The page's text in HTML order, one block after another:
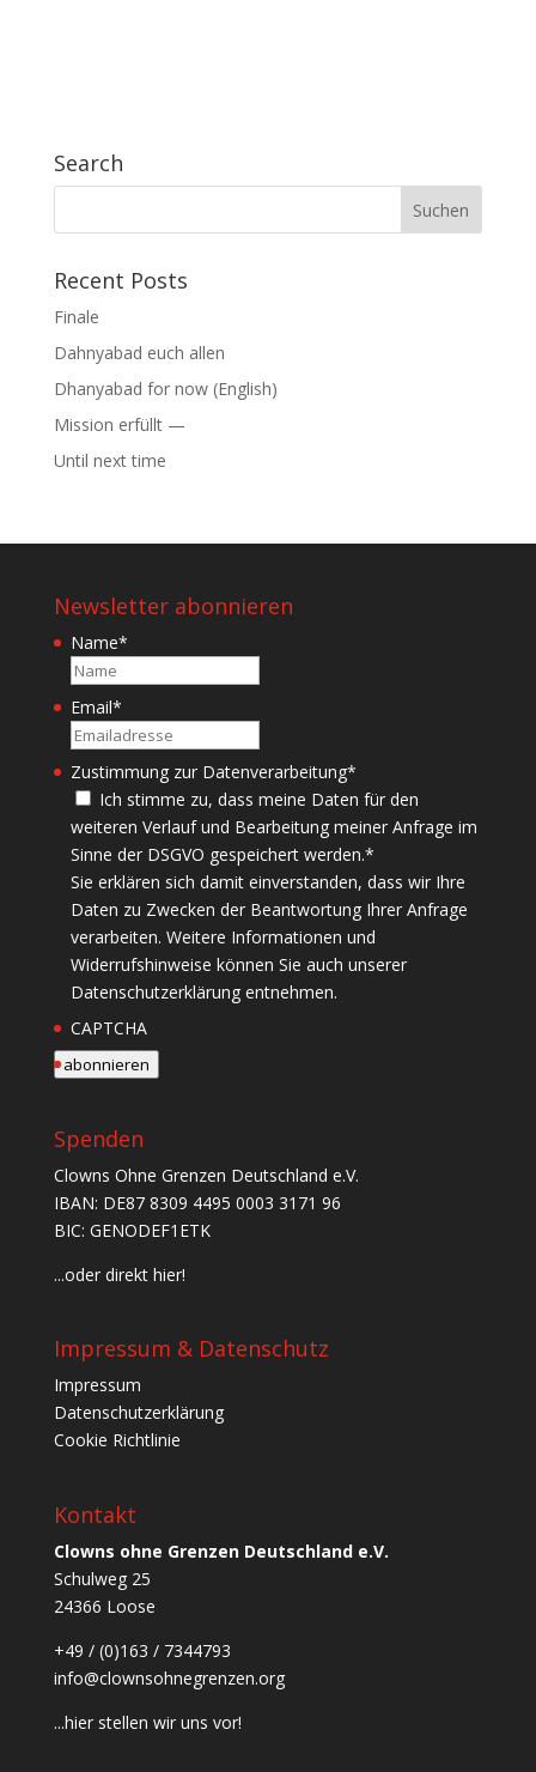
Search
Suchen
Recent Posts
Finale
Dahnyabad euch allen
Dhanyabad for now (English)
Mission erfüllt —
Until next time
Newsletter abonnieren
Name*
Email*
Zustimmung zur Datenverarbeitung*
Ich stimme zu, dass meine Daten für den
weiteren Verlauf und Bearbeitung meiner Anfrage im
Sinne der DSGVO gespeichert werden.*
Sie erklären sich damit einverstanden, dass wir Ihre
Daten zu Zwecken der Beantwortung Ihrer Anfrage
verarbeiten. Weitere Informationen und
Widerrufshinweise können Sie auch unserer
Datenschutzerklärung entnehmen.
CAPTCHA
abonnieren
Spenden
Clowns Ohne Grenzen Deutschland e.V.
IBAN: DE87 8309 4495 0003 3171 96
BIC: GENODEF1ETK
...oder direkt hier!
Impressum & Datenschutz
Impressum
Datenschutzerklärung
Cookie Richtlinie
Kontakt
Clowns ohne Grenzen Deutschland e.V.
Schulweg 25
24366 Loose
+49 / (0)163 / 7344793
info@clownsohnegrenzen.org
...hier stellen wir uns vor!